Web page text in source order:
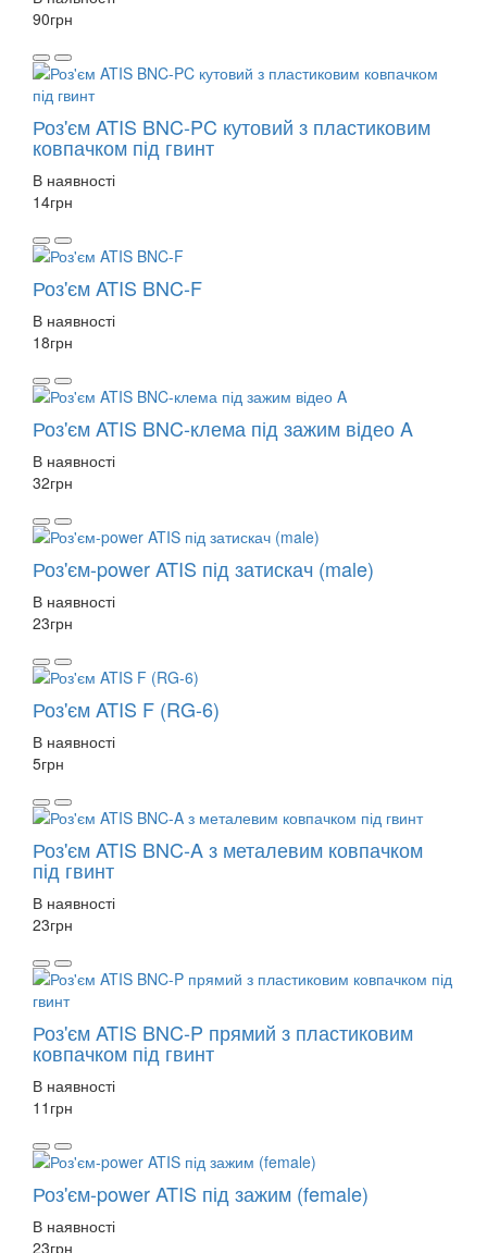
90грн
Роз'єм ATIS BNC-PC кутовий з пластиковим
ковпачком під гвинт
В наявності
14грн
Роз'єм ATIS BNC-F
В наявності
18грн
Роз'єм ATIS BNC-клема під зажим відео A
В наявності
32грн
Роз'єм-power ATIS під затискач (male)
В наявності
23грн
Роз'єм ATIS F (RG-6)
В наявності
5грн
Роз'єм ATIS BNC-A з металевим ковпачком
під гвинт
В наявності
23грн
Роз'єм ATIS BNC-P прямий з пластиковим
ковпачком під гвинт
В наявності
11 грн
Роз'єм-power ATIS під зажим (female)
В наявності
23грн